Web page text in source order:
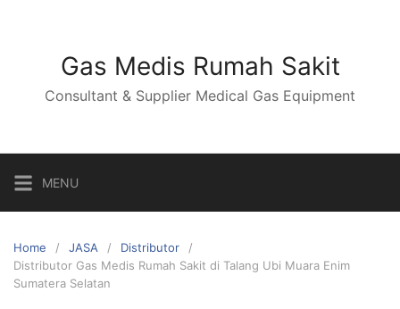
Gas Medis Rumah Sakit
Consultant & Supplier Medical Gas Equipment
MENU
Home JASA
Distributor
Distributor Gas Medis Rumah Sakit di Talang Ubi Muara Enim
Sumatera Selatan